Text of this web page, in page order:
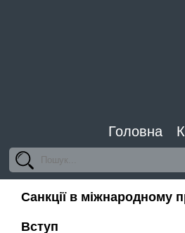
Головна
Санкції в міжнародному
Вступ